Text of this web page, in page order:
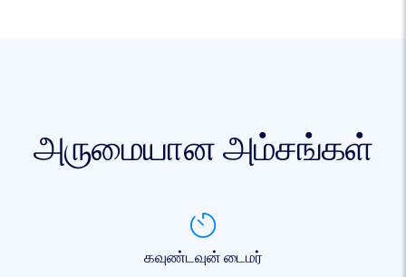
அருமையான அம்சங்கள்
கவுண்டவுன் டைமர்